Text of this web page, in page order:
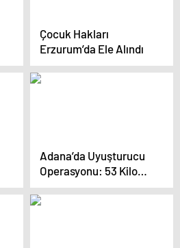
Çocuk Hakları
Erzurum’da Ele Alındı
Adana’da Uyuşturucu
Operasyonu: 53 Kilo
Esrar Ele Geçirildi